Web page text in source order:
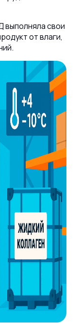
выполняла свои
от влаги,